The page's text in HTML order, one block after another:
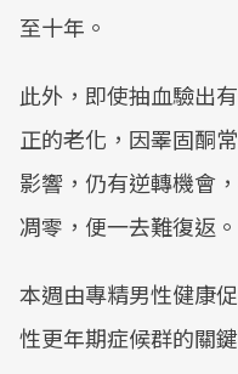
至十年。
此外，即使抽血驗出
正的老化，因睪固酮
影響，仍有逆轉機會
凋零，便一去難復返。
本週由專精男性健康
性更年期症候群的關